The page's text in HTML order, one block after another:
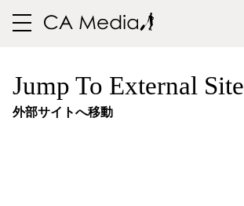
toggle
Jump To External Site
外部サイトへ移動